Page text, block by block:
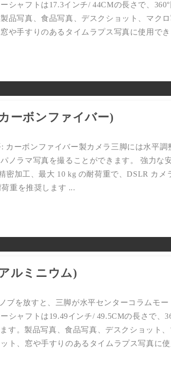
シャフトは17.3インチ/ 44CMの長さで、360°
品写真、食品写真、デスクショット、マク
や手すりのあるタイムラプス写真に使用で
ーボンファイバー)
カーボンファイバー製カメラ三脚には水平調
ノラマ写真を撮ることができます。 強力な
密加工、最大 10 kg の耐荷重で、DSLR カメ
重を推奨します ...
ルミニウム)
ブを放すと、三脚が水平センターコラムモー
シャフトは19.49インチ/ 49.5CMの長さで、
す。製品写真、食品写真、デスクショット
ト、窓や手すりのあるタイムラプス写真に